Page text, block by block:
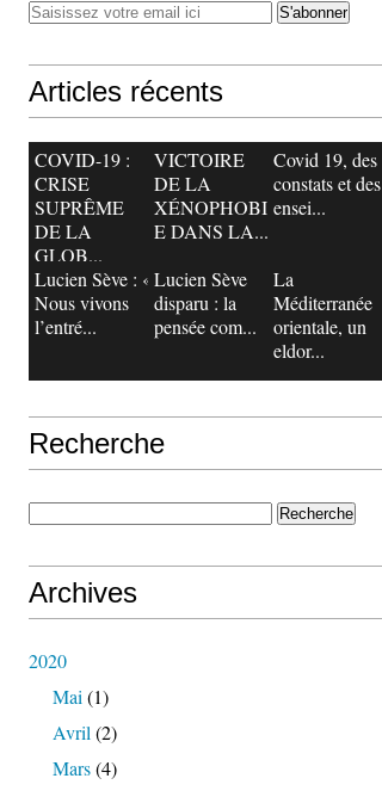
Articles récents
COVID-19 :
CRISE
SUPRÊME
DE LA
GLOB...
VICTOIRE
DE LA
XÉNOPHOBI
E DANS LA...
Covid 19, des
constats et des
ensei...
Lucien Sève : «
Nous vivons
l’entré...
Lucien Sève
disparu : la
pensée com...
La
Méditerranée
orientale, un
eldor...
Recherche
Archives
2020
Mai (1)
Avril (2)
Mars(4)